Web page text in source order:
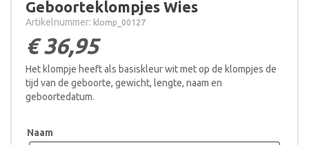
Geboorteklompjes Wies
Artikelnummer: klomp_00127
€36,95
Het klompje heeft als basiskleur wit met op de klompjes de
tijd van de geboorte, gewicht, lengte, naam en
geboortedatum.
Naam